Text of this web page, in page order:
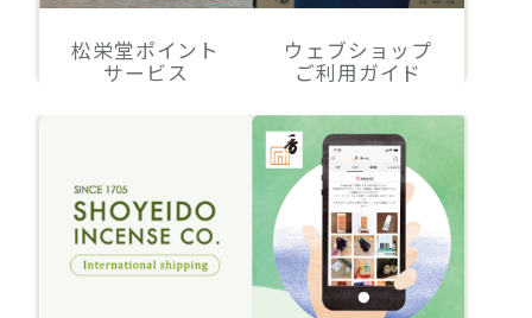
松栄堂ポイント
サービス
ウェブショップ
ご利用ガイド